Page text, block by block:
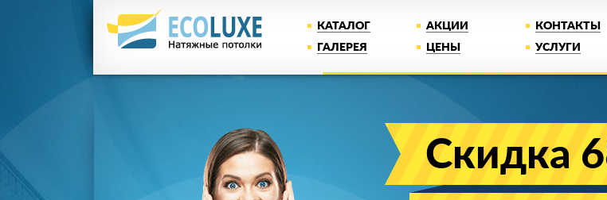
КАТАЛОГ АКЦИИ КОНТАКТЫ
ГАЛЕРЕЯ
ЦЕНЫ УСЛУГИ
Скидка